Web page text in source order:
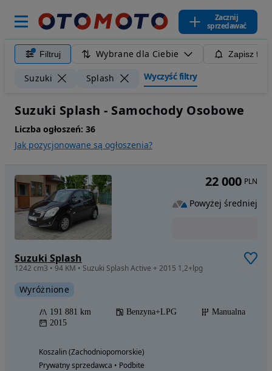
Zacznij
sprzedawać
Filtruj Wybrane dla Ciebie Zapisz
Suzuki Splash Wyczyść filtry
Suzuki Splash - Samochody Osobowe
Liczba ogłoszeń: 36
Jak pozycjonowane są ogłoszenia?
Suzuki Splash
1242 cm3 • 94 KM • Suzuki Splash Active + 2015 1,2+lpg
Wyróżnione
191 881 km Benzyna+LPG
Manualna
2015
Koszalin (Zachodniopomorskie)
Prywatny sprzedawca • Podbite
22 000 PLN
Powyżej średniej